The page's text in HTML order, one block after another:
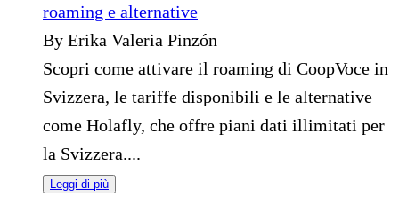
roaming e alternative
By Erika Valeria Pinzón
Scopri come attivare il roaming di CoopVoce in
Svizzera, le tariffe disponibili e le alternative
come Holafly, che offre piani dati illimitati per
la Svizzera....
Leggi di più